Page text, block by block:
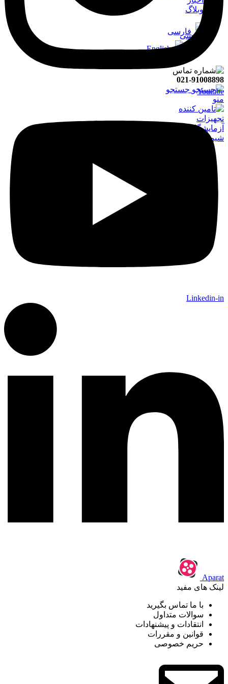
وبلاگ
فارسی
English
021-91008898
جستجو
منو
Youtube
Linkedin-in
Aparat
لینک های مفید
با ما تماس بگیرید
سوالات متداول
انتقادات و پیشنهادات
قوانین و مقررات
حریم خصوصی